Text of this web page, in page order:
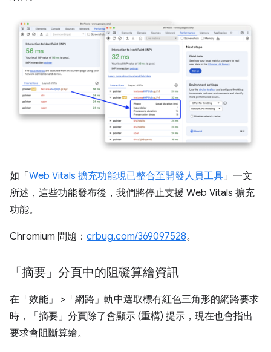
如「 Web Vitals 擴充功能現已整合至開發人員工具」一文
所述，這些功能發布後，我們將停止支援 Web Vitals 擴充
功能。
Chromium 問題： crbug.com/369097528。
「摘要」分頁中的阻礙算繪資訊
在「效能」 >「網路」 軌中選取標有紅色三角形的網路要求
時，「摘要」 分頁除了會顯示 (重構) 提示，現在也會指出
要求會阻斷算繪。